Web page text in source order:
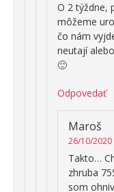
O 2 týždne,
môžeme
čo nám
neutají
🙂
Odpovedať
Maroš
26/10/2020
Takto…
zhruba
som